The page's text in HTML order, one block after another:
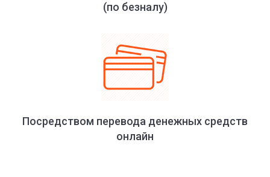
(по безналу)
Посредством перевода денежных средств
онлайн